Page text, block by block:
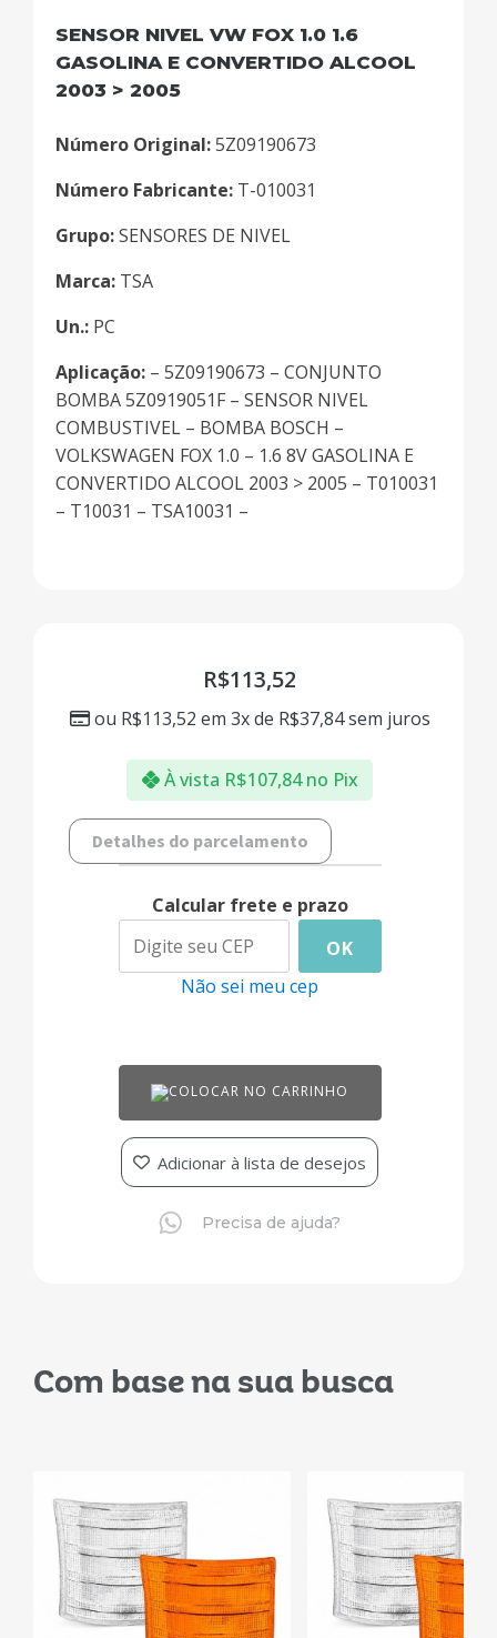
SENSOR NIVEL VW FOX 1.0 1.6
GASOLINA E CONVERTIDO ALCOOL
2003 > 2005
Número Original:5Z09190673
Número Fabricante: T-010031
Grupo:SENSORES DE NIVEL
Marca: TSA
Un.: PC
Aplicação: – 5Z09190673 – CONJUNTO
BOMBA 5Z0919051F – SENSOR NIVEL
COMBUSTIVEL – BOMBA BOSCH –
VOLKSWAGEN FOX 1.0 – 1.6 8V GASOLINA E
CONVERTIDO ALCOOL 2003 > 2005 – T010031
– T10031 – TSA10031 –
R$113,52
ou R$113,52 em 3x de R$37,84sem juros
À vista R$107,84 no Pix
Detalhes do parcelamento
Calcular frete e prazo
OK
Não sei meu cep
COLOCAR NO CARRINHO
Adicionar à lista de desejos
Precisa de ajuda?
Com base na sua busca